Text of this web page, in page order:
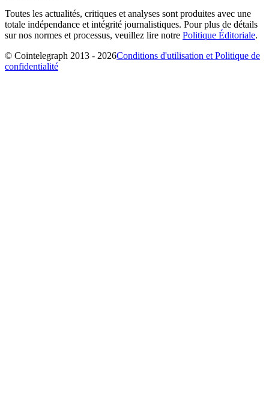
Toutes les actualités, critiques et analyses sont produites avec une
totale indépendance et intégrité journalistiques. Pour plus de détails
sur nos normes et processus, veuillez lire notre Politique Éditoriale.
© Cointelegraph 2013 - 2026Conditions d'utilisation et Politique de
confidentialité